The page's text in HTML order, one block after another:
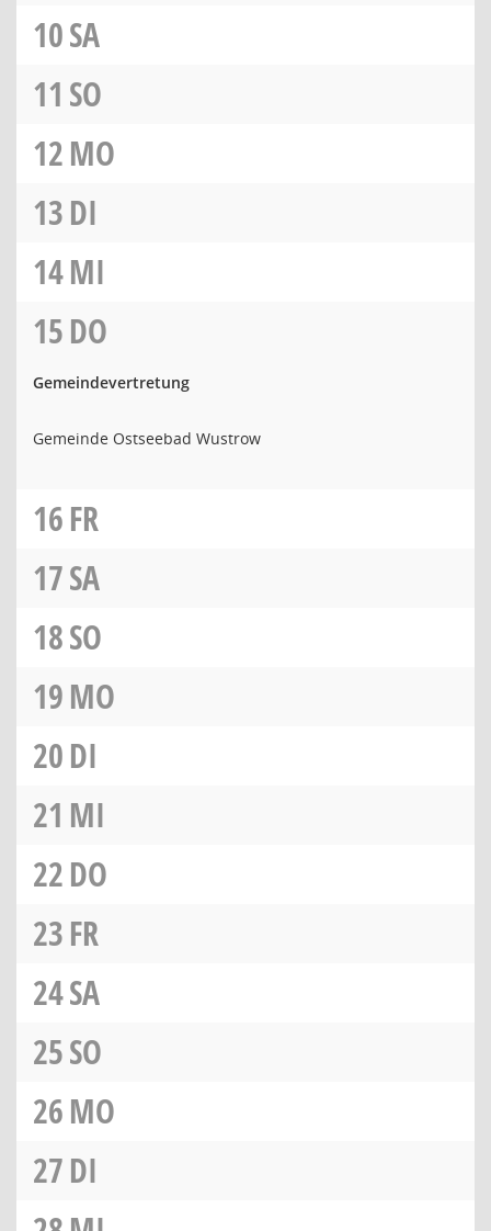
10SA
11 SO
12MO
13DI
14MI
15DO
Gemeindevertretung
Gemeinde Ostseebad Wustrow
16FR
17SA
18SO
19MO
20DI
21 MI
22DO
23FR
24SA
25SO
26MO
27DI